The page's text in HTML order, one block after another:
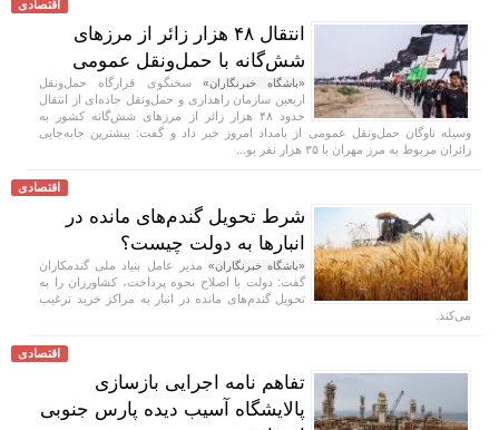
اقتصادی
انتقال ۴۸ هزار زائر از مرزهای
شش‌گانه با حمل‌ونقل عمومی
«باشگاه خبرنگاران» سخنگوی قرارگاه حمل‌ونقل
اربعین سازمان راهداری و حمل‌ونقل جاده‌ای از انتقال
حدود ۴۸ هزار زائر از مرز‌های شش‌گانه کشور به
وسیله ناوگان حمل‌ونقل عمومی از بامداد امروز خبر داد و گفت: بیشترین جابه‌جایی
زائران مربوط به مرز مهران با ۳۵ هزار نفر بو...
اقتصادی
شرط تحویل گندم‌های مانده در
انبار‌ها به دولت چیست؟
«باشگاه خبرنگاران» مدیر عامل بنیاد ملی گندمکاران
گفت: دولت با اصلاح نحوه پرداخت، کشاورزان را به
تحویل گندم‌های مانده در انبار به مراکز خرید ترغیب
می‌کند.
اقتصادی
تفاهم نامه اجرایی بازسازی
پالایشگاه آسیب دیده پارس جنوبی